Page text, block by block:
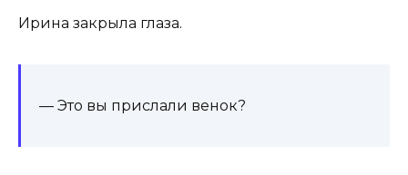
Ирина закрыла глаза.
— Это вы прислали венок?